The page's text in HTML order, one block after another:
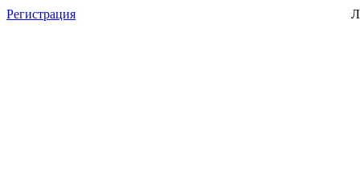
Регистрация